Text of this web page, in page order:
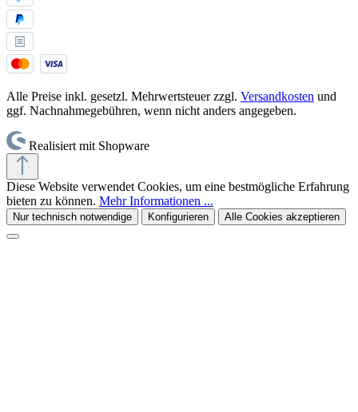
Alle Preise inkl. gesetzl. Mehrwertsteuer zzgl. Versandkosten und
ggf. Nachnahmegebühren, wenn nicht anders angegeben.
Realisiert mit Shopware
Diese Website verwendet Cookies, um eine bestmögliche Erfahrung
bieten zu können. Mehr Informationen ...
Nur technisch notwendige Konfigurieren Alle Cookies akzeptieren